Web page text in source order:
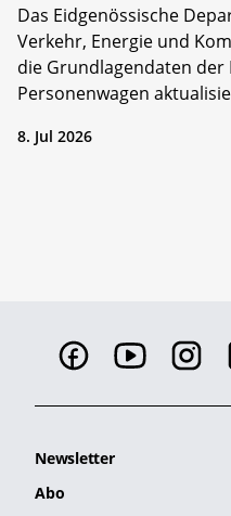
Das Eidgenössische
Verkehr, Energie und
die Grundlagendaten
Personenwagen
8. Jul 2026
Newsletter
Abo